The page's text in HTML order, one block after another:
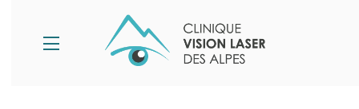
content
Menu